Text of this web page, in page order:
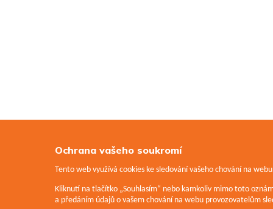
Ochrana vašeho soukromí
Tento web využívá cookies ke sledování vašeho chování na
Kliknutí na tlačítko „Souhlasím“ nebo kamkoliv mimo toto
a předáním údajů o vašem chování na webu provozovatelům